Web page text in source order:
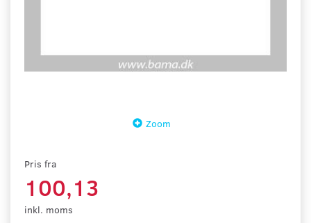
Zoom
Pris fra
100,13
inkl. moms